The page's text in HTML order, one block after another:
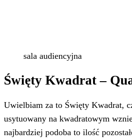
sala audiencyjna
Święty Kwadrat –
Uwielbiam za to Święty Kwadrat,
usytuowany na kwadratowym
najbardziej podoba to ilość